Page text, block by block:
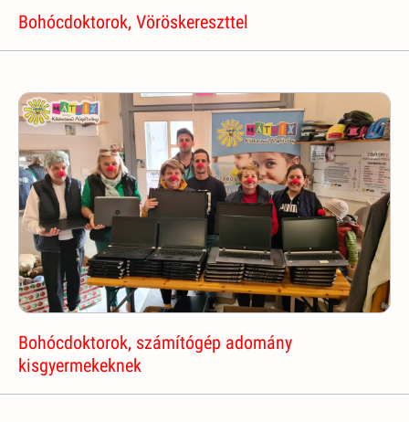
Bohócdoktorok, Vöröskereszttel
Bohócdoktorok, számítógép adomány
kisgyermekeknek